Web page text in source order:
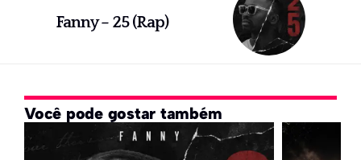
Fanny – 25 (Rap)
Você pode gostar também